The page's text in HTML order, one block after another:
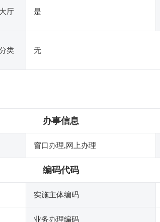
厅 是
类 无
办事信息
窗口办理,网上办理
编码代码
实施主体编码
业务办理编码